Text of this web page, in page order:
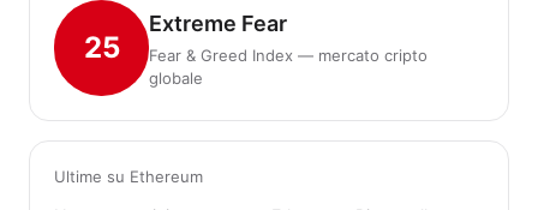
25
Extreme Fear
Fear & Greed Index — mercato cripto
globale
Ultime su Ethereum